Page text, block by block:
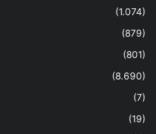
(1.074)
(879)
(801)
(8.690)
(7)
(19)